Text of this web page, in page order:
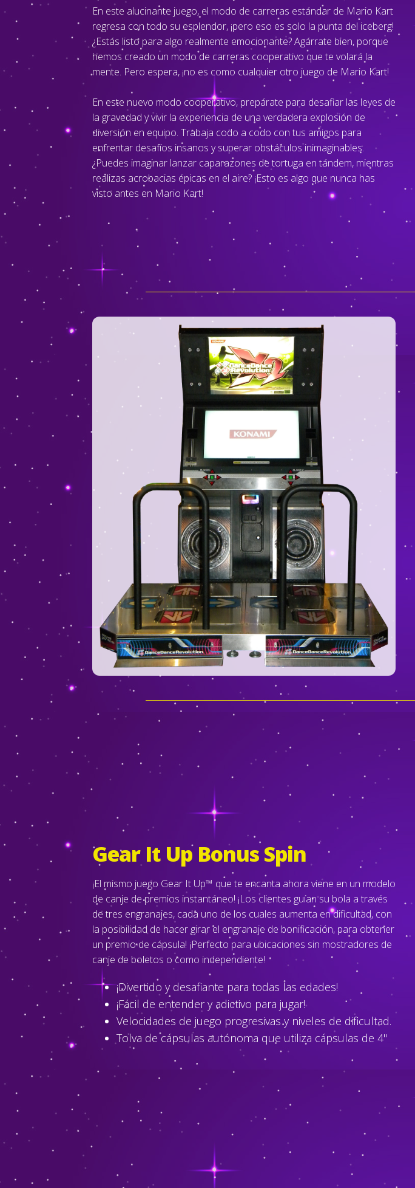
En este alucinante juego, el modo de carreras estándar de Mario Kart
regresa con todo su esplendor, ¡pero eso es solo la punta del iceberg!
¿Estás listo para algo realmente emocionante? Agárrate bien, porque
hemos creado un modo de carreras cooperativo que te volará la
mente. Pero espera, ¡no es como cualquier otro juego de Mario Kart!
En este nuevo modo cooperativo, prepárate para desafiar las leyes de
la gravedad y vivir la experiencia de una verdadera explosión de
diversión en equipo. Trabaja codo a codo con tus amigos para
enfrentar desafíos insanos y superar obstáculos inimaginables.
¿Puedes imaginar lanzar caparazones de tortuga en tándem, mientras
realizas acrobacias épicas en el aire? ¡Esto es algo que nunca has
visto antes en Mario Kart!
Gear It Up Bonus Spin
¡El mismo juego Gear It Up™ que te encanta ahora viene en un modelo
de canje de premios instantáneo! ¡Los clientes guían su bola a través
de tres engranajes, cada uno de los cuales aumenta en dificultad, con
la posibilidad de hacer girar el engranaje de bonificación, para obtener
un premio de cápsula! ¡Perfecto para ubicaciones sin mostradores de
canje de boletos o como independiente!
¡Divertido y desafiante para todas las edades!
¡Fácil de entender y adictivo para jugar!
Velocidades de juego progresivas y niveles de dificultad.
Tolva de cápsulas autónoma que utiliza cápsulas de 4"